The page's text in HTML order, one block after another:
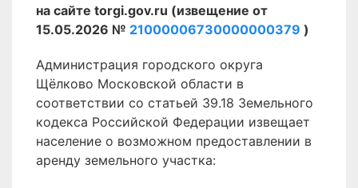
на сайте torgi.gov.ru (извещение от
15.05.2026 № 21000006730000000379 )
Администрация городского округа
Щёлково Московской области в
соответствии со статьей 39.18 Земельного
кодекса Российской Федерации извещает
население о возможном предоставлении в
аренду земельного участка: